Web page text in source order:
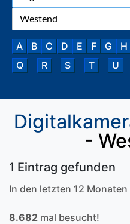
A B C D E F G H
Q
R S T U
-
1 Eintrag gefunden
In den letzten 12
8.682 mal besucht!